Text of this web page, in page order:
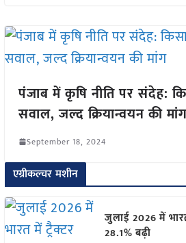
पंजाब में कृषि नीति पर संदेह:
सवाल, जल्द क्रियान्वयन की मांग
September 18, 2024
एग्रीकल्चर मशीन
जुलाई 2026 में
28.1% बढ़ी